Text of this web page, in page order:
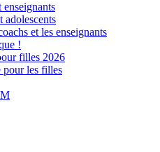
enseignants
adolescents
et les enseignants
!
filles 2026
pour les filles